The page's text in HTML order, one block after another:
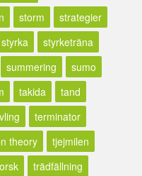
storm
strategier
styrka
styrketräna
summering
sumo
takida
tand
terminator
theory
tjejmilen
trädfällning